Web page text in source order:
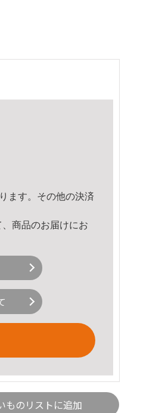
ます。その他の決済
商品のお届けにお
ものリストに追加